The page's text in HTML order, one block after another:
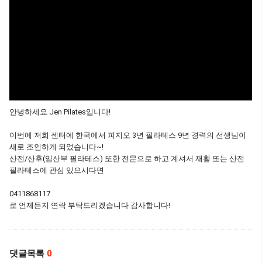
안녕하세요 Jen Pilates입니다!
이번에 저희 센터에 한국에서 피지오 3년 필라테스 9년 경력의 선생님이
새로 조인하게 되었습니다~!
산전/산후(임산부 필라테스) 또한 전문으로 하고 계셔서 재활 또는 산전
필라테스에 관심 있으시다면
0411868117
로 언제든지 연락 부탁드리겠습니다 감사합니다!
댓글목록 0